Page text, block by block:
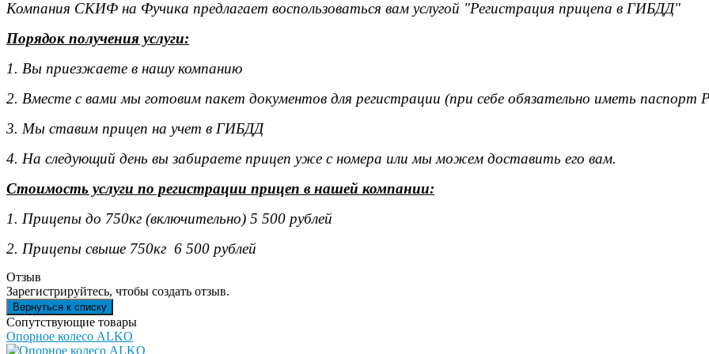
Компания СКИФ на Фучика предлагает воспользоваться вам услугой "Регистрация прицепа в ГИБДД"
Порядок получения услуги:
1. Вы приезжаете в нашу компанию
2. Вместе с вами мы готовим пакет документов для регистрации (при себе обязательно иметь паспорт
3. Мы ставим прицеп на учет в ГИБДД
4. На следующий день вы забираете прицеп уже с номера или мы можем доставить его вам.
Стоимость услуги по регистрации прицеп в нашей компании:
1. Прицепы до 750кг (включительно) 5 500 рублей
2. Прицепы свыше 750кг 6 500 рублей
Отзыв
Зарегистрируйтесь, чтобы создать отзыв.
Сопутствующие товары
Опорное колесо ALKO